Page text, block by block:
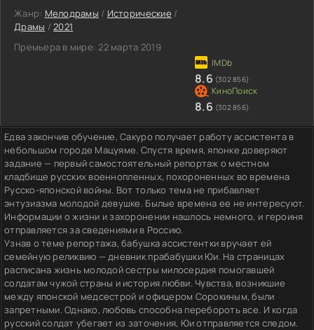
Жанр: Мелодрамы / Исторические /
Драмы /2021
Премьера в мире: 22 марта 2019
8.6 (302 856)
8.6 (302 856)
Едва закончив обучение, Сакуро получает работу ассистента в
небольшом городе Мацуяме. Спустя время, японке доверяют
задание — первый самостоятельный репортаж о местном
кладбище русских военнопленных, похороненных во времена
Русско-японской войны. Вот только тема не прибавляет
энтузиазма молодой девушке. Былые времена ее не интересуют.
Информации о жизни и захоронении нашлось немного, и героиня
отправляется за сведениями в Россию.
Узнав о теме репортажа, бабушка ассистентки вручает ей
семейную реликвию — дневник прабабушки Юи. На страницах
расписана жизнь молодой сестры милосердия помогавшей
солдатам чужой страны и история любви. Чувства, возникшие
между японской медсестрой и офицером Сорокиным, были
запретными. Однако, любовь способна перебороть все. И когда
русский солдат убегает из заточения, Юи отправляется следом.